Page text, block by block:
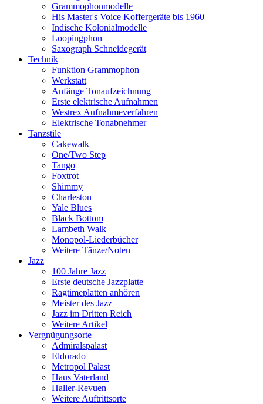
Grammophonmodelle
His Master's Voice Koffergeräte bis 1960
Indische Kolonialmodelle
Loopingphon
Saxograph Schneidegerät
Technik
Funktion Grammophon
Werkstatt
Anfänge Tonaufzeichnung
Erste elektrische Aufnahmen
Westrex Aufnahmeverfahren
Elektrische Tonabnehmer
Tanzstile
Cakewalk
One/Two Step
Tango
Foxtrot
Shimmy
Charleston
Yale Blues
Black Bottom
Lambeth Walk
Monopol-Liederbücher
Weitere Tänze/Noten
Jazz
100 Jahre Jazz
Erste deutsche Jazzplatte
Ragtimeplatten anhören
Meister des Jazz
Jazz im Dritten Reich
Weitere Artikel
Vergnügungsorte
Admiralspalast
Eldorado
Metropol Palast
Haus Vaterland
Haller-Revuen
Weitere Auftrittsorte